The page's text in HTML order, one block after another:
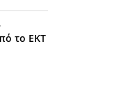
το ΕΚΤ